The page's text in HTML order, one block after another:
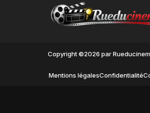
Copyright ©2026 par
Mentions légalesConfidentialité